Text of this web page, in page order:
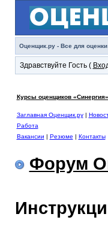
Оценщик.ру - Все для
Здравствуйте Гость (
Курсы оценщиков «Синергия»
Заглавная Оценщик.ру|
Работа
Вакансии | Резюме | Контакты
Форум